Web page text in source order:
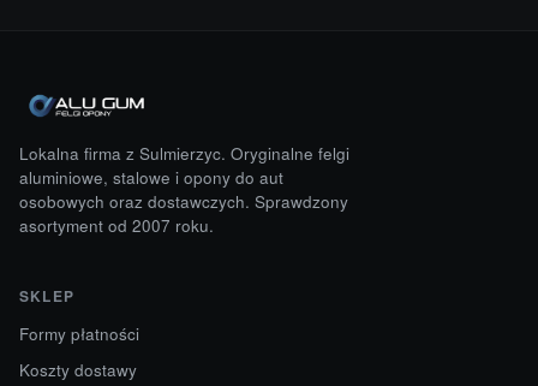
Lokalna firma z Sulmierzyc. Oryginalne felgi
aluminiowe, stalowe i opony do aut
osobowych oraz dostawczych. Sprawdzony
asortyment od 2007 roku.
SKLEP
Formy płatności
Koszty dostawy